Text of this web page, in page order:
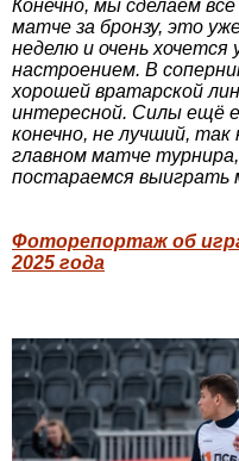
Конечно, мы сделаем
матче за бронзу, это
неделю и очень
настроением. В
хорошей вратарской
интересной. Силы ещё
конечно, не лучший, так
главном матче
постараемся выиграть
Фоторепортаж об
2025 года